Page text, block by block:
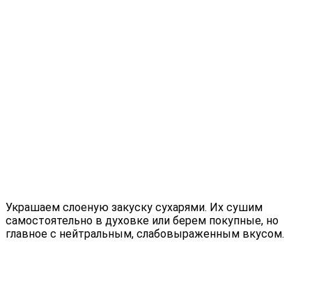
Украшаем слоеную закуску сухарями. Их сушим
самостоятельно в духовке или берем покупные, но
главное с нейтральным, слабовыраженным вкусом.